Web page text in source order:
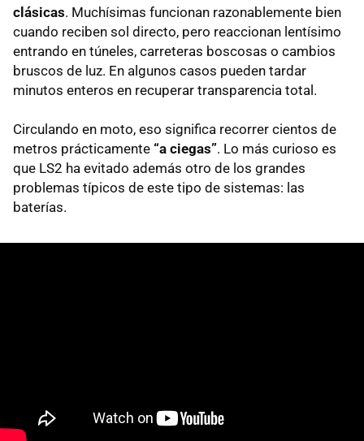
clásicas. Muchísimas funcionan razonablemente bien
cuando reciben sol directo, pero reaccionan lentísimo
entrando en túneles, carreteras boscosas o cambios
bruscos de luz. En algunos casos pueden tardar
minutos enteros en recuperar transparencia total.
Circulando en moto, eso significa recorrer cientos de
metros prácticamente “a ciegas”. Lo más curioso es
que LS2 ha evitado además otro de los grandes
problemas típicos de este tipo de sistemas: las
baterías.